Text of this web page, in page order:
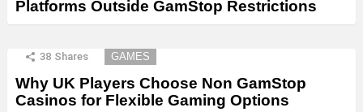
Platforms Outside GamStop Restrictions
38 Shares GAMES
Why UK Players Choose Non GamStop
Casinos for Flexible Gaming Options